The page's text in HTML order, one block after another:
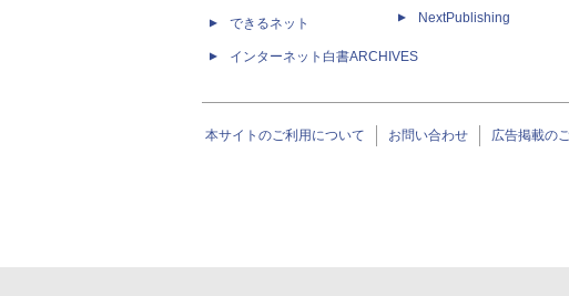
できるネット
インターネット白書ARCHIVES
NextPublishing
本サイトのご利用について お問い合わせ 広告掲載の